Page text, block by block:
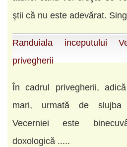
ştii că nu este adevărat.
Randuiala inceputului
privegherii
În cadrul privegherii,
mari, urmată de slujba
Vecerniei este
doxologică .....